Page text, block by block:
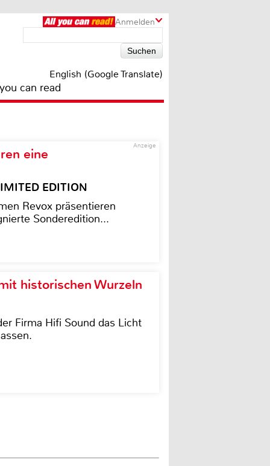
Anmelden
English (Google Translate)
can read
Anzeige
eine
EDITION
Revox präsentieren
Sonderedition...
historischen Wurzeln
Firma Hifi Sound das Licht